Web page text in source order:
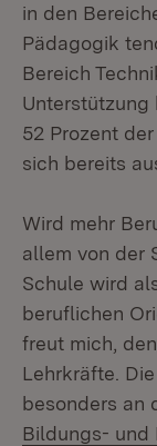
in den
Pädagogik
Bereich
Unterstützung
52 Prozent
sich bereits
Wird mehr
allem von der
Schule wird
beruflichen
freut mich,
Lehrkräfte.
besonders an
Bildungs- und